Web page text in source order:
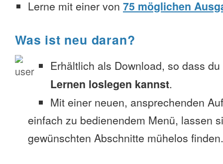
Lerne mit einer von 75 möglichen
Was ist neu daran?
Erhältlich als Download, so dass du
Lernen loslegen kannst.
Mit einer neuen, ansprechenden
einfach zu bedienendem Menü, lassen
gewünschten Abschnitte mühelos finden.